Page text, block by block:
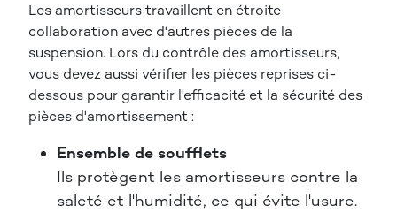
Les amortisseurs travaillent en étroite
collaboration avec d'autres pièces de la
suspension. Lors du contrôle des amortisseurs,
vous devez aussi vérifier les pièces reprises ci-
dessous pour garantir l'efficacité et la sécurité des
pièces d'amortissement :
Ensemble de soufflets
Ils protègent les amortisseurs contre la
saleté et l'humidité, ce qui évite l'usure.